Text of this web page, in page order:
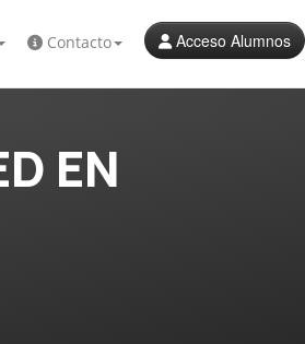
Contacto Acceso Alumnos
EN